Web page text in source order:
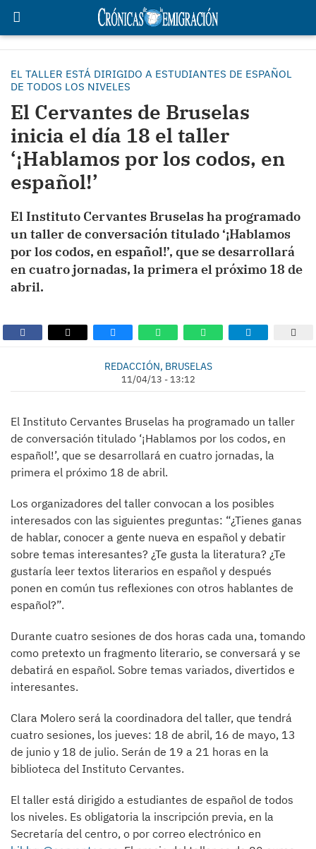
EL TALLER ESTÁ DIRIGIDO A ESTUDIANTES DE ESPAÑOL
DE TODOS LOS NIVELES
El Cervantes de Bruselas
inicia el día 18 el taller
‘¡Hablamos por los codos, en
español!’
El Instituto Cervantes Bruselas ha programado
un taller de conversación titulado ‘¡Hablamos
por los codos, en español!’, que se desarrollará
en cuatro jornadas, la primera el próximo 18 de
abril.
REDACCIÓN, BRUSELAS
11/04/13 - 13:12
El Instituto Cervantes Bruselas ha programado un taller
de conversación titulado ‘¡Hablamos por los codos, en
español!’, que se desarrollará en cuatro jornadas, la
primera el próximo 18 de abril.
Los organizadores del taller convocan a los posibles
interesados con las siguientes preguntas: “¿Tienes ganas
de hablar, conocer a gente nueva en español y debatir
sobre temas interesantes? ¿Te gusta la literatura? ¿Te
gustaría leer textos literarios en español y después
ponen en común tus reflexiones con otros hablantes de
español?”.
Durante cuatro sesiones de dos horas cada una, tomando
como pretexto un fragmento literario, se conversará y se
debatirá en español. Sobre temas variados, divertidos e
interesantes.
Clara Molero será la coordinadora del taller, que tendrá
cuatro sesiones, los jueves: 18 de abril, 16 de mayo, 13
de junio y 18 de julio. Serán de 19 a 21 horas en la
biblioteca del Instituto Cervantes.
El taller está dirigido a estudiantes de español de todos
los niveles. Es obligatoria la inscripción previa, en la
Secretaría del centro, o por correo electrónico en